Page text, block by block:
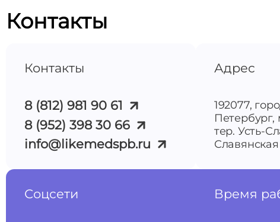
Контакты
Контакты
8 (812) 981 90 61
8 (952) 398 30 66
info@likemedspb.ru
Адрес
192077,
Петербург,
тер. Усть-
Славянская
Соцсети Время